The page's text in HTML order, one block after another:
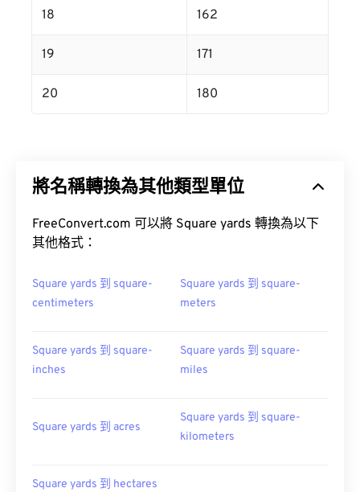
18 162
19 171
20 180
將名稱轉換為其他類型單位
FreeConvert.com 可以將 Square yards 轉換為以下
其他格式：
Square yards 到 square-
centimeters
Square yards 到 square-
meters
Square yards 到 square-
inches
Square yards 到 square-
miles
Square yards 到 acres
Square yards 到 square-
kilometers
Square yards 到 hectares